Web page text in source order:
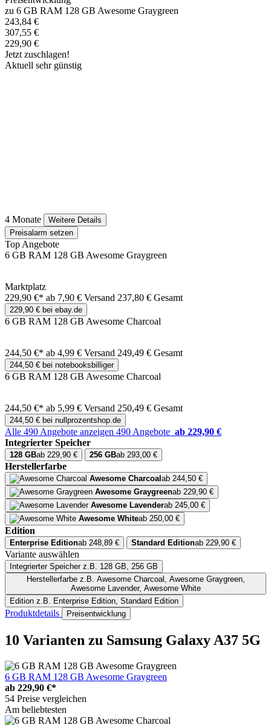
zu 6 GB RAM 128 GB Awesome Graygreen
243,84 €
307,55 €
229,90 €
Jetzt zuschlagen!
Aktuell sehr günstig
4 Monate
Weitere Details
Preisalarm setzen
Top Angebote
6 GB RAM 128 GB Awesome Graygreen
Marktplatz
229,90 €* ab 7,90 € Versand 237,80 € Gesamt
229,90 € bei ebay.de
6 GB RAM 128 GB Awesome Charcoal
244,50 €* ab 4,99 € Versand 249,49 € Gesamt
244,50 € bei notebooksbilliger
6 GB RAM 128 GB Awesome Charcoal
244,50 €* ab 5,99 € Versand 250,49 € Gesamt
244,50 € bei nullprozentshop.de
Alle 490 Angebote anzeigen 490 Angebote ab 229,90 €
Integrierter Speicher
128 GBab 229,90 € 256 GBab 293,00 €
Herstellerfarbe
Awesome Charcoal ab 244,50 €
Awesome Graygreenab 229,90 €
Awesome Lavenderab 245,00 €
Awesome Whiteab 250,00 €
Edition
Enterprise Editionab 248,89 € Standard Editionab 229,90 €
Variante auswählen
Integrierter Speicher z.B. 128 GB, 256 GB
Herstellerfarbez.B. Awesome Charcoal, Awesome Graygreen,
Awesome Lavender, Awesome White
Edition z.B. Enterprise Edition, Standard Edition
Produktdetails Preisentwicklung
10 Varianten zu Samsung Galaxy A37 5G
6 GB RAM 128 GB Awesome Graygreen
ab 229,90 €*
54 Preise vergleichen
Am beliebtesten